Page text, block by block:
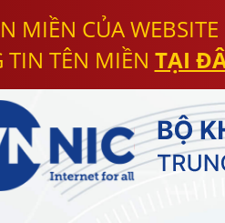
MIỀN CỦA
TIN TÊN MIỀN TẠI